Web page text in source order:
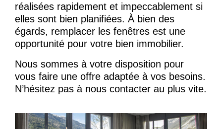
réalisées rapidement et impeccablement si
elles sont bien planifiées. À bien des
égards, remplacer les fenêtres est une
opportunité pour votre bien immobilier.
Nous sommes à votre disposition pour
vous faire une offre adaptée à vos besoins.
N’hésitez pas à nous contacter au plus vite.